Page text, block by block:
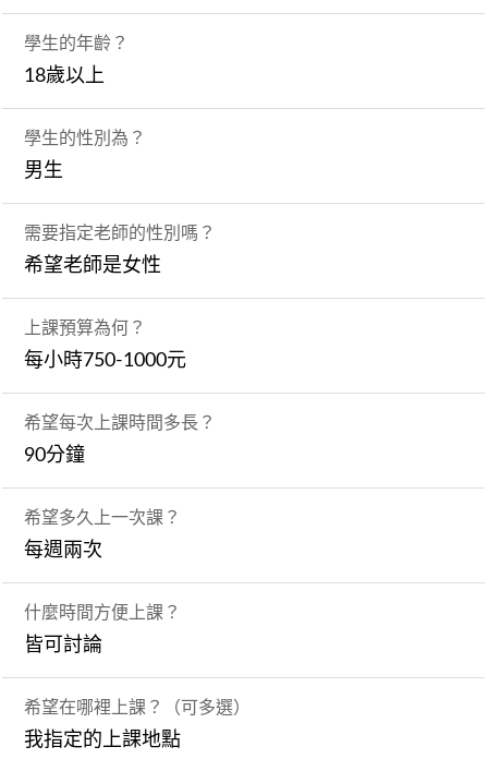
學生的年齡？
18歲以上
學生的性別為？
男生
需要指定老師的性別嗎？
希望老師是女性
上課預算為何？
每小時750-1000元
希望每次上課時間多長？
90分鐘
希望多久上一次課？
每週兩次
什麼時間方便上課？
皆可討論
希望在哪裡上課？（可多選）
我指定的上課地點